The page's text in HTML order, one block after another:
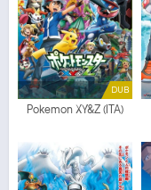
DUB
Pokemon XY&Z (ITA)